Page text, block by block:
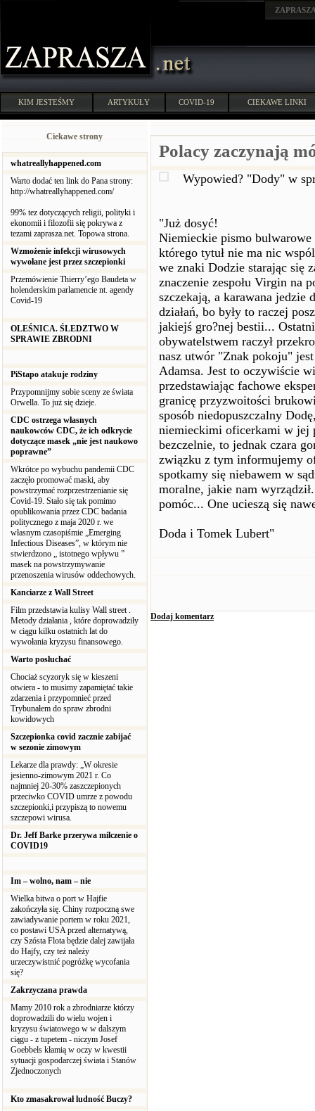
KIM JESTEŚMY ARTYKUŁY COVID-19 CIEKAWE LINKI
Ciekawe strony
whatreallyhappened.com
Warto dodać ten link do Pana strony:
http://whatreallyhappened.com/
99% tez dotyczących religii, polityki i
ekonomii i filozofii się pokrywa z
tezami zaprasza.net. Topowa strona.
Wzmożenie infekcji wirusowych
wywołane jest przez szczepionki
Przemówienie Thierry’ego Baudeta w
holenderskim parlamencie nt. agendy
Covid-19
OLEŚNICA. ŚLEDZTWO W
SPRAWIE ZBRODNI
PiStapo atakuje rodziny
Przypomnijmy sobie sceny ze świata
Orwella. To już się dzieje.
CDC ostrzega własnych
naukowców CDC, że ich odkrycie
dotyczące masek „nie jest naukowo
poprawne”
Wkrótce po wybuchu pandemii CDC
zaczęło promować maski, aby
powstrzymać rozprzestrzenianie się
Covid-19. Stało się tak pomimo
opublikowania przez CDC badania
politycznego z maja 2020 r. we
własnym czasopiśmie „Emerging
Infectious Diseases”, w którym nie
stwierdzono „ istotnego wpływu ”
masek na powstrzymywanie
przenoszenia wirusów oddechowych.
Kanciarze z Wall Street
Film przedstawia kulisy Wall street .
Metody działania , które doprowadziły
w ciągu kilku ostatnich lat do
wywołania kryzysu finansowego.
Warto posłuchać
Chociaż scyzoryk się w kieszeni
otwiera - to musimy zapamiętać takie
zdarzenia i przypomnieć przed
Trybunałem do spraw zbrodni
kowidowych
Szczepionka covid zacznie zabijać
w sezonie zimowym
Lekarze dla prawdy: „W okresie
jesienno-zimowym 2021 r. Co
najmniej 20-30% zaszczepionych
przeciwko COVID umrze z powodu
szczepionki,i przypiszą to nowemu
szczepowi wirusa.
Dr. Jeff Barke przerywa milczenie o
COVID19
Im – wolno, nam – nie
Wielka bitwa o port w Hajfie
zakończyła się. Chiny rozpoczną swe
zawiadywanie portem w roku 2021,
co postawi USA przed alternatywą,
czy Szósta Flota będzie dalej zawijała
do Hajfy, czy też należy
urzeczywistnić pogróżkę wycofania
się?
Zakrzyczana prawda
Mamy 2010 rok a zbrodniarze którzy
doprowadzili do wielu wojen i
kryzysu światowego w w dalszym
ciągu - z tupetem - niczym Josef
Goebbels kłamią w oczy w kwestii
sytuacji gospodarczej świata i Stanów
Zjednoczonych
Kto zmasakrował ludność Buczy?
Polacy zaczynają
Wypowied? "Dody" w
"Już dosyć!
Niemieckie pismo
którego tytuł nie ma nic
we znaki Dodzie starając się
znaczenie zespołu Virgin na
szczekają, a karawana
działań, bo były to raczej
jakiejś gro?nej bestii...
obywatelstwem raczył
nasz utwór "Znak pokoju"
Adamsa. Jest to oczywiście
przedstawiając fachowe
granicę przyzwoitości
sposób niedopuszczalny
niemieckimi oficerkami w jej
bezczelnie, to jednak czara
związku z tym informujemy
spotkamy się niebawem w
moralne, jakie nam
pomóc... One ucieszą się
Doda i Tomek Lubert"
Dodaj komentarz